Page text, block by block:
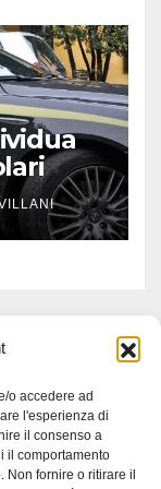
o accedere ad
l'esperienza di
il consenso a
il comportamento
fornire o ritirare il